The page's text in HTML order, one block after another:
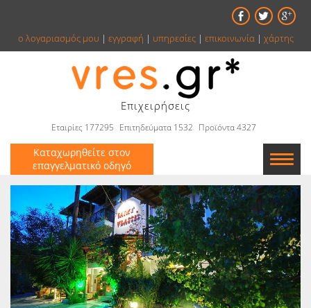
ο λογαριασμός μου | εγγραφή | υπηρεσίες| επικοινωνία| χάρτης
Επιχειρήσεις
Εταιρίες 177295 Επιτηδεύματα 1532 Προϊόντα 4327
Καταχωρηθείτε στον
επαγγελματικό οδηγό
Εταιρείες
Κατάλογος
Αγγελίες
Βιβλία